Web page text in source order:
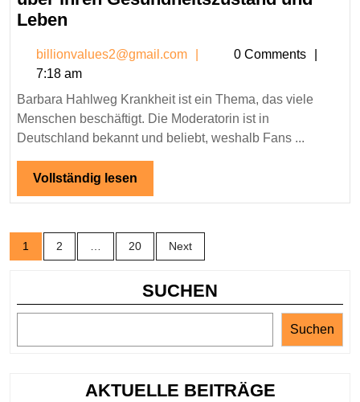
Leben
Krankheit
–
Alles
über
ihren
Gesundheitszustand
und
Leben
billionvalues2@gmail.com
0 Comments
7:18 am
Barbara Hahlweg Krankheit ist ein Thema, das viele
Menschen beschäftigt. Die Moderatorin ist in
Deutschland bekannt und beliebt, weshalb Fans ...
Vollständig lesen
lesen
Posts
pagination
1 2 20 Next
SUCHEN
Suchen
AKTUELLE BEITRÄGE